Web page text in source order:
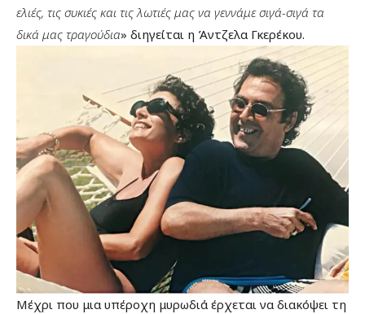
ελιές, τις συκιές και τις λωτιές μας να γεννάμε σιγά-σιγά τα
δικά μας τραγούδια» διηγείται η Άντζελα Γκερέκου.
Μέχρι που μια υπέροχη μυρωδιά έρχεται να διακόψει τη